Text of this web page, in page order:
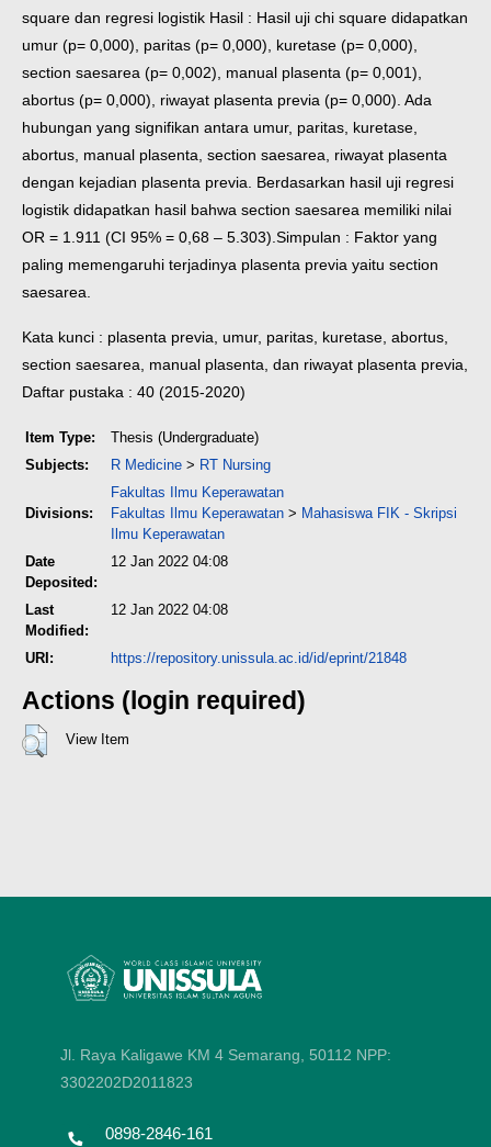
square dan regresi logistik Hasil : Hasil uji chi square didapatkan
umur (p= 0,000), paritas (p= 0,000), kuretase (p= 0,000),
section saesarea (p= 0,002), manual plasenta (p= 0,001),
abortus (p= 0,000), riwayat plasenta previa (p= 0,000). Ada
hubungan yang signifikan antara umur, paritas, kuretase,
abortus, manual plasenta, section saesarea, riwayat plasenta
dengan kejadian plasenta previa. Berdasarkan hasil uji regresi
logistik didapatkan hasil bahwa section saesarea memiliki nilai
OR = 1.911 (CI 95% = 0,68 – 5.303). Simpulan : Faktor yang
paling memengaruhi terjadinya plasenta previa yaitu section
saesarea.
Kata kunci : plasenta previa, umur, paritas, kuretase, abortus,
section saesarea, manual plasenta, dan riwayat plasenta previa,
Daftar pustaka : 40 (2015-2020)
Item Type:
Thesis (Undergraduate)
Subjects:
R Medicine > RT Nursing
Divisions:
Fakultas Ilmu Keperawatan
Fakultas Ilmu Keperawatan > Mahasiswa FIK - Skripsi
Ilmu Keperawatan
Date
Deposited:
12 Jan 2022 04:08
Last
Modified:
12 Jan 2022 04:08
URI: https://repository.unissula.ac.id/id/eprint/21848
Actions (login required)
View Item
Jl. Raya Kaligawe KM 4 Semarang, 50112 NPP:
3302202D2011823
0898-2846-161